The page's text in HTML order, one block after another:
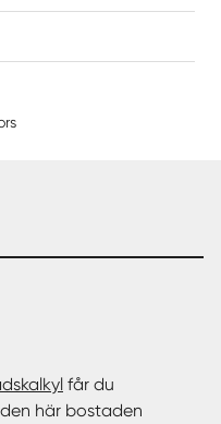
får du
här bostaden